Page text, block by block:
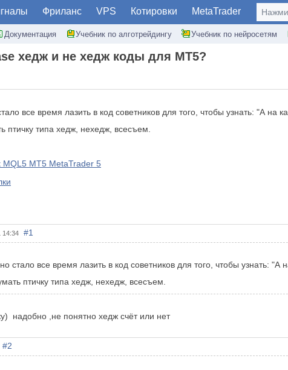
Фриланс VPS Котировки MetaTrader
Документация Учебник по алготрейдингу Учебник по нейросетям
хедж и не хедж коды для MT5?
все время лазить в код советников для того, чтобы узнать: "А на
птичку типа хедж, нехедж, всесъем.
MT5 MetaTrader 5
14:34 #1
стало все время лазить в код советников для того, чтобы узнать: "А
птичку типа хедж, нехедж, всесъем.
надобно ,не понятно хедж счёт или нет
#2